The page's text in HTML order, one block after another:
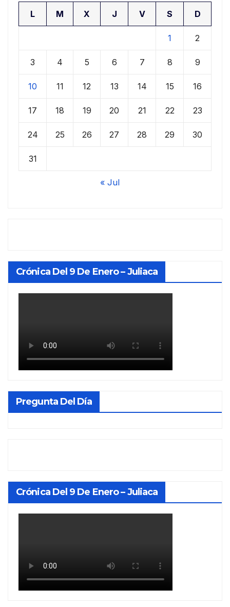
L M X J V S D
1 2
3 4 5 6 7 8 9
10 11 12 13 14 15 16
17 18 19 20 21 22 23
24 25 26 27 28 29 30
31
« Jul
Crónica Del 9 De Enero – Juliaca
Pregunta Del Día
Crónica Del 9 De Enero – Juliaca